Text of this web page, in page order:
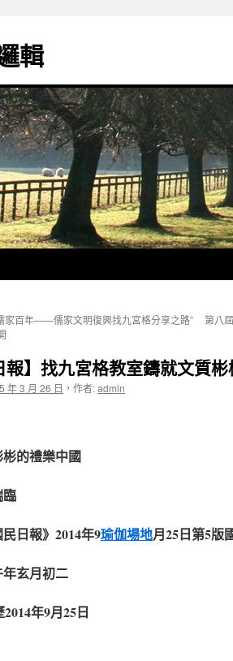
輯
家百年——儒家文明復興找九宮格分享之路”
第八
報】找九宮格教室鑄就文質
年 3 月 26 日 ， 作者:admin
的禮樂中國
臨
日報》2014年9瑜伽場地月25日第5版
玄月初二
年9月25日